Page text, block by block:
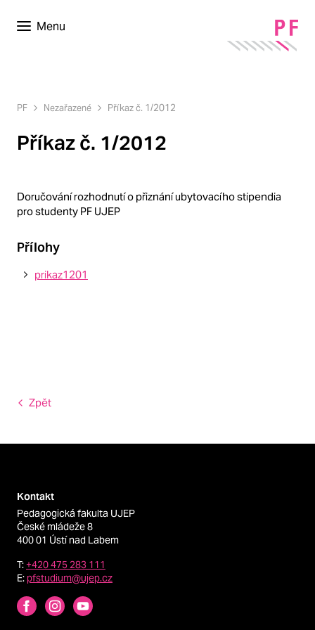
Menu
PF Nezařazené Příkaz č. 1/2012
Příkaz č. 1/2012
Doručování rozhodnutí o přiznání ubytovacího stipendia
pro studenty PF UJEP
Přílohy
prikaz1201
Zpět
Kontakt
Pedagogická fakulta UJEP
České mládeže 8
400 01 Ústí nad Labem
T:+420 475 283 111
E:pfstudium@ujep.cz